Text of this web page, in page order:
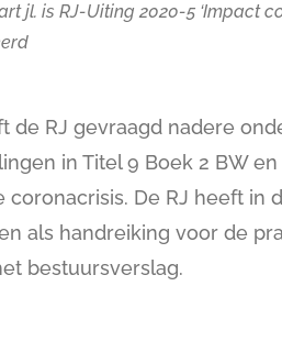
jl. is RJ-Uiting 2020-5 ‘Impact
de RJ gevraagd nadere
in Titel 9 Boek 2 BW
coronacrisis. De RJ heeft in
als handreiking voor de
bestuursverslag.